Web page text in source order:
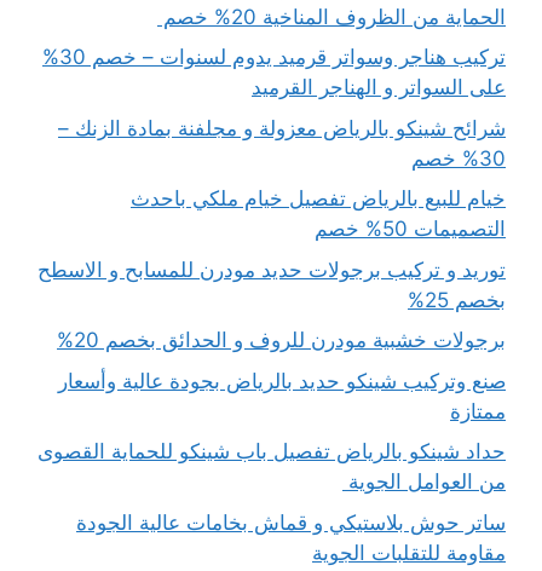
الحماية من الظروف المناخية 20% خصم
تركيب هناجر وسواتر قرميد يدوم لسنوات – خصم 30%
على السواتر و الهناجر القرميد
شرائح شينكو بالرياض معزولة و مجلفنة بمادة الزنك –
30% خصم
خيام للبيع بالرياض تفصيل خيام ملكي باحدث
التصميمات 50% خصم
توريد و تركيب برجولات حديد مودرن للمسابح و الاسطح
بخصم 25%
برجولات خشبية مودرن للروف و الحدائق بخصم 20%
صنع وتركيب شينكو حديد بالرياض بجودة عالية وأسعار
ممتازة
حداد شينكو بالرياض تفصيل باب شينكو للحماية القصوى
من العوامل الجوية
ساتر حوش بلاستيكي و قماش بخامات عالية الجودة
مقاومة للتقلبات الجوية